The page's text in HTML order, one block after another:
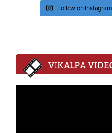
Follow on Instagram